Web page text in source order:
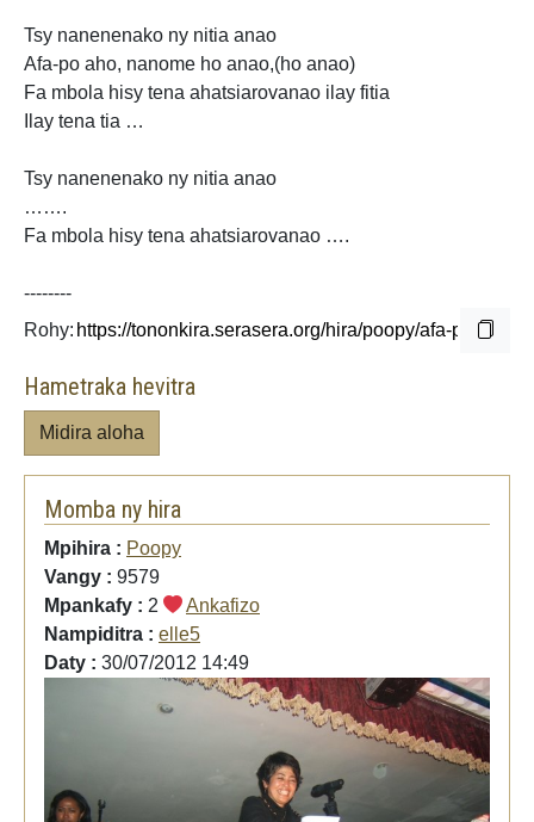
Tsy nanenenako ny nitia anao
Afa-po aho, nanome ho anao,(ho anao)
Fa mbola hisy tena ahatsiarovanao ilay fitia
Ilay tena tia …
Tsy nanenenako ny nitia anao
…….
Fa mbola hisy tena ahatsiarovanao ….
--------
Rohy:
Hametraka hevitra
Midira aloha
Momba ny hira
Mpihira : Poopy
Vangy : 9579
Mpankafy : 2
Ankafizo
Nampiditra : elle5
Daty : 30/07/2012 14:49